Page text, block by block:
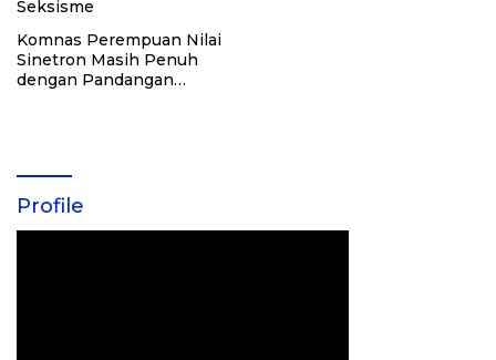
Komnas Perempuan Nilai
Sinetron Masih Penuh
dengan Pandangan
Profile